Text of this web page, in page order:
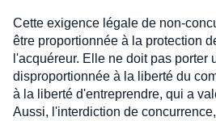
Cette exigence légale de non-
être proportionnée à la protection
l'acquéreur. Elle ne doit pas porter
disproportionnée à la liberté du
à la liberté d'entreprendre, qui a
Aussi, l'interdiction de